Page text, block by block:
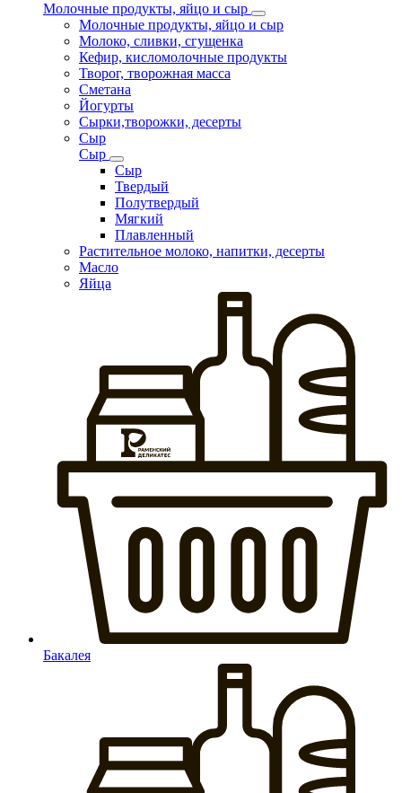
Молочные продукты, яйцо и сыр
Молочные продукты, яйцо и сыр
Молоко, сливки, сгущенка
Кефир, кисломолочные продукты
Творог, творожная масса
Сметана
Йогурты
Сырки,творожки, десерты
Сыр
Сыр
Сыр
Твердый
Полутвердый
Мягкий
Плавленный
Растительное молоко, напитки, десерты
Масло
Яйца
Бакалея